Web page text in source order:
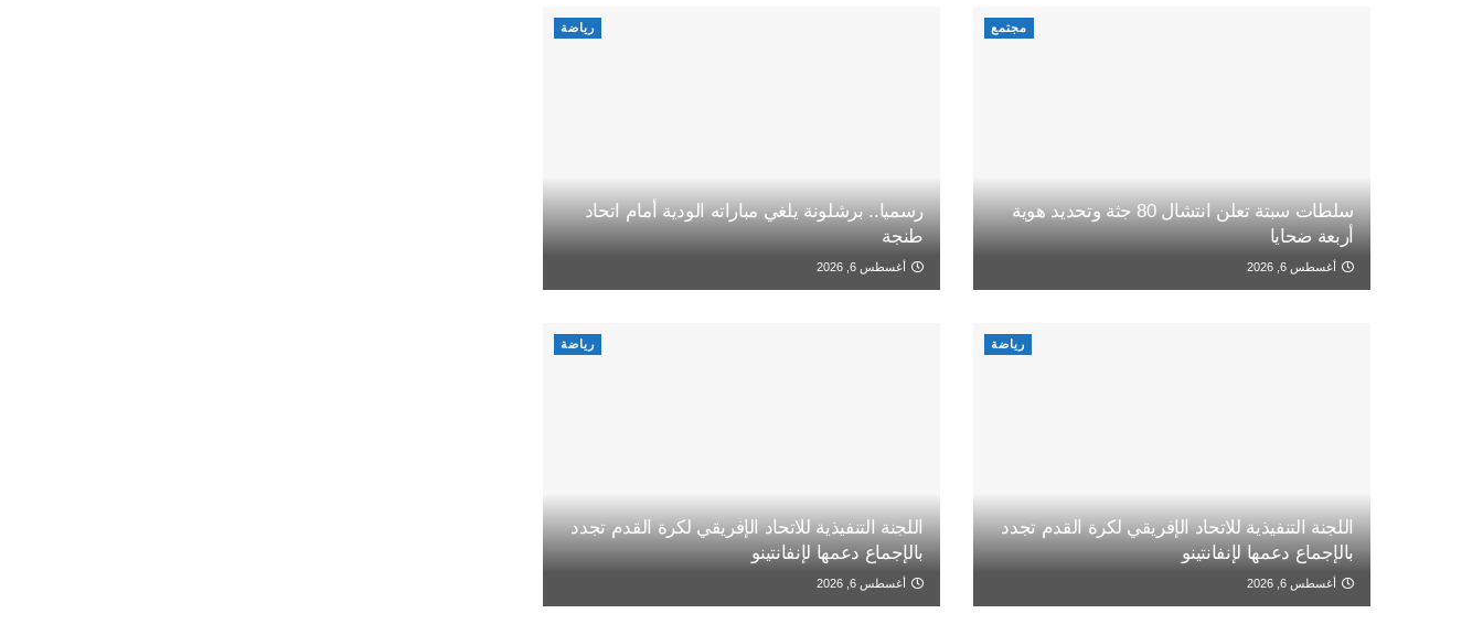
مجتمع
سلطات سبتة تعلن انتشال 80 جثة وتحديد هوية
أربعة ضحايا
أغسطس 6, 2026
رياضة
رسميا.. برشلونة يلغي مباراته الودية أمام اتحاد
طنجة
أغسطس 6, 2026
رياضة
اللجنة التنفيذية للاتحاد الإفريقي لكرة القدم تجدد
بالإجماع دعمها لإنفانتينو
أغسطس 6, 2026
رياضة
اللجنة التنفيذية للاتحاد الإفريقي لكرة القدم تجدد
بالإجماع دعمها لإنفانتينو
أغسطس 6, 2026